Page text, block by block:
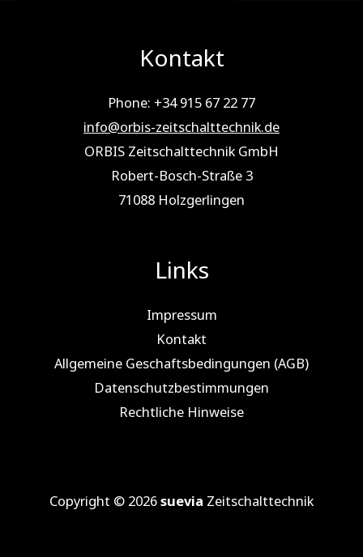
Kontakt
Phone: +34 915 67 22 77
info@orbis-zeitschalttechnik.de
ORBIS Zeitschalttechnik GmbH
Robert-Bosch-Straße 3
71088 Holz­ger­lin­gen
Links
Impressum
Kontakt
Allgemeine Geschaftsbedingungen (AGB)
Datenschutzbestimmungen
Rechtliche Hinweise
Copyright © 2026suevia Zeitschalttechnik